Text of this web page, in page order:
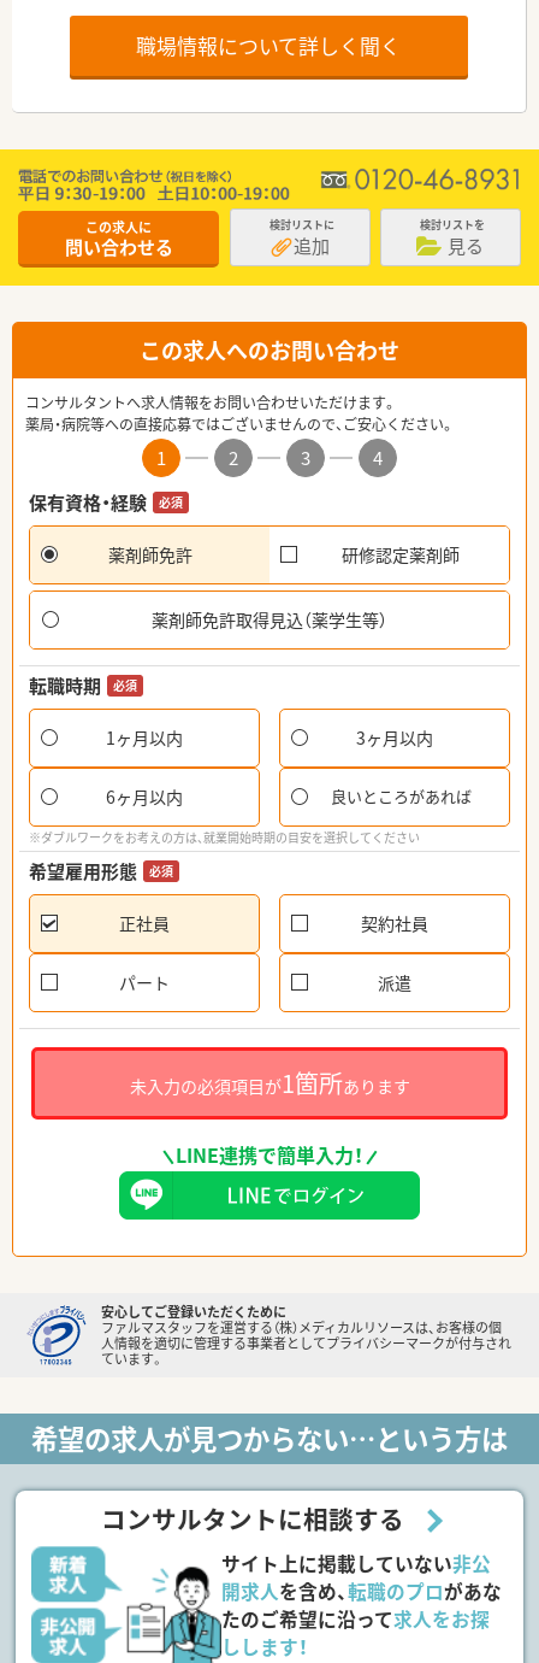
職場情報について詳しく聞く
この求人に
問い合わせる
検討リストに
追加
検討リストを
見る
この求人へのお問い合わせ
コンサルタントへ求人情報をお問い合わせいただけます。
薬局・病院等への直接応募ではございませんので、ご安心ください。
1 2 3
4
保有資格・経験
必須
薬剤師免許 研修認定薬剤師
薬剤師免許取得見込（薬学生等）
転職時期 必須
1ヶ月以内 3ヶ月以内
6ヶ月以内 良いところがあれば
※ダブルワークをお考えの方は、就業開始時期の目安を選択してください
希望雇用形態 必須
正社員 契約社員
パート 派遣
未入力の必須項目が1箇所あります
LINE連携で簡単入力！
安心してご登録いただくために
ファルマスタッフを運営する（株）メディカルリソースは、お客様の個
人情報を適切に管理する事業者としてプライバシーマークが付与され
ています。
希望の求人が見つからない…という方は
コンサルタントに相談する
サイト上に掲載していない非公
開求人を含め、転職のプロがあな
たのご希望に沿って求人をお探
しします！